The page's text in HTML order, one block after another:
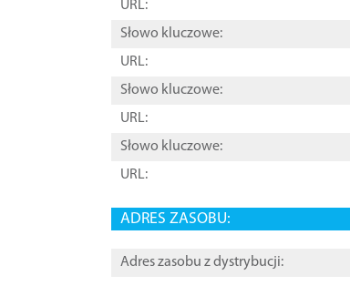
URL:
Słowo kluczowe:
URL:
Słowo kluczowe:
URL:
Słowo kluczowe:
URL:
ADRES ZASOBU:
Adres zasobu z dystrybucji: